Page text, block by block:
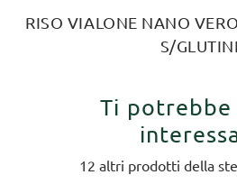
RISO VIALONE NANO
S/
Ti potrebbe
12 altri prodotti della